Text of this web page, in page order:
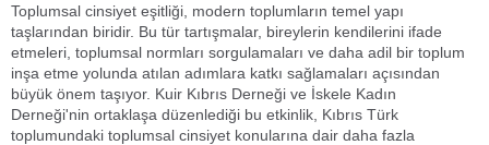
Toplumsal cinsiyet eşitliği, modern toplumların temel yapı
taşlarından biridir. Bu tür tartışmalar, bireylerin kendilerini ifade
etmeleri, toplumsal normları sorgulamaları ve daha adil bir toplum
inşa etme yolunda atılan adımlara katkı sağlamaları açısından
büyük önem taşıyor. Kuir Kıbrıs Derneği ve İskele Kadın
Derneği'nin ortaklaşa düzenlediği bu etkinlik, Kıbrıs Türk
toplumundaki toplumsal cinsiyet konularına dair daha fazla